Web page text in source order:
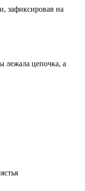
зафиксировав на
лежала цепочка, а